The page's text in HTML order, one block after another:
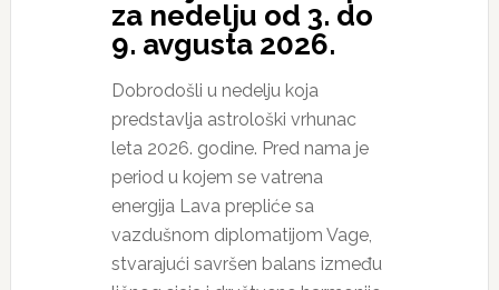
za nedelju od 3. do
9. avgusta 2026.
Dobrodošli u nedelju koja
predstavlja astrološki vrhunac
leta 2026. godine. Pred nama je
period u kojem se vatrena
energija Lava prepliće sa
vazdušnom diplomatijom Vage,
stvarajući savršen balans između